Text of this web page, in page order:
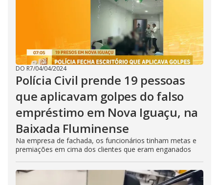
DO R7/04/04/2024
Polícia Civil prende 19 pessoas
que aplicavam golpes do falso
empréstimo em Nova Iguaçu, na
Baixada Fluminense
Na empresa de fachada, os funcionários tinham metas e
premiações em cima dos clientes que eram enganados